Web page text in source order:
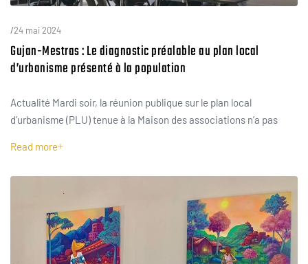
/24 mai 2024
Gujan-Mestras : Le diagnostic préalable au plan local
d’urbanisme présenté à la population
Actualité Mardi soir, la réunion publique sur le plan local
d’urbanisme (PLU) tenue à la Maison des associations n’a pas
Read more